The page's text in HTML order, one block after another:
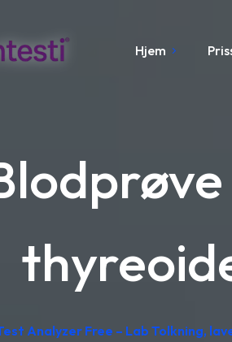
Hjem
Analyzer Free – Lab Tolkning,